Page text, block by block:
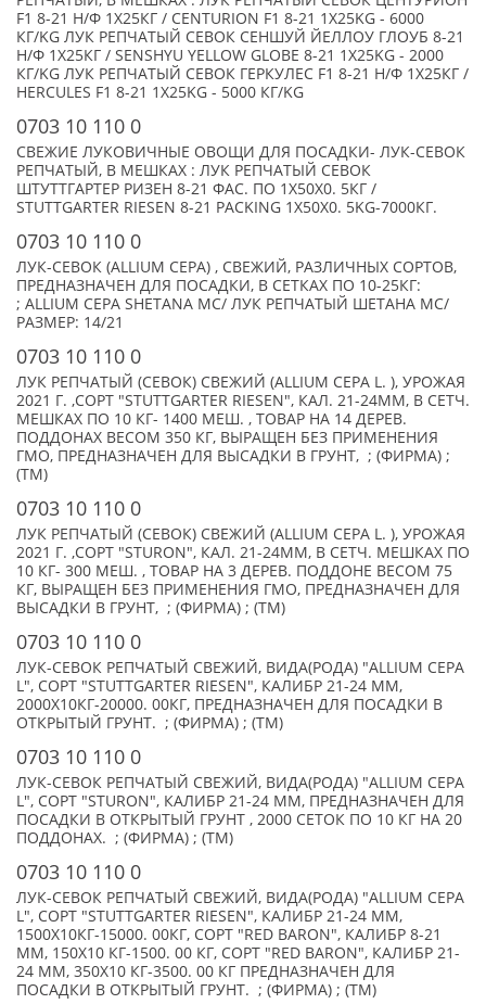
F1 8-21 Н/Ф 1Х25КГ / CENTURION F1 8-21 1Х25KG - 6000
КГ/KG ЛУК РЕПЧАТЫЙ СЕВОК СЕНШУЙ ЙЕЛЛОУ ГЛОУБ 8-21
Н/Ф 1Х25КГ / SENSHYU YELLOW GLOBE 8-21 1Х25KG - 2000
КГ/KG ЛУК РЕПЧАТЫЙ СЕВОК ГЕРКУЛЕС F1 8-21 Н/Ф 1Х25КГ /
HERCULES F1 8-21 1Х25KG - 5000 КГ/KG
0703 10 110 0
СВЕЖИЕ ЛУКОВИЧНЫЕ ОВОЩИ ДЛЯ ПОСАДКИ- ЛУК-СЕВОК
РЕПЧАТЫЙ, В МЕШКАХ : ЛУК РЕПЧАТЫЙ СЕВОК
ШТУТТГАРТЕР РИЗЕН 8-21 ФАС. ПО 1Х50Х0. 5КГ /
STUTTGARTER RIESEN 8-21 PACKING 1Х50Х0. 5KG-7000КГ.
0703 10 110 0
ЛУК-СЕВОК (ALLIUM CEPA) , СВЕЖИЙ, РАЗЛИЧНЫХ СОРТОВ,
ПРЕДНАЗНАЧЕН ДЛЯ ПОСАДКИ, В СЕТКАХ ПО 10-25КГ:
; ALLIUM CEPA SHETANA MC/ ЛУК РЕПЧАТЫЙ ШЕТАНА МС/
РАЗМЕР: 14/21
0703 10 110 0
ЛУК РЕПЧАТЫЙ (СЕВОК) СВЕЖИЙ (ALLIUM CEPA L. ), УРОЖАЯ
2021 Г. ,СОРТ "STUTTGARTER RIESEN", КАЛ. 21-24ММ, В СЕТЧ.
МЕШКАХ ПО 10 КГ- 1400 МЕШ. , ТОВАР НА 14 ДЕРЕВ.
ПОДДОНАХ ВЕСОМ 350 КГ, ВЫРАЩЕН БЕЗ ПРИМЕНЕНИЯ
ГМО, ПРЕДНАЗНАЧЕН ДЛЯ ВЫСАДКИ В ГРУНТ, ; (ФИРМА) ;
(TM)
0703 10 110 0
ЛУК РЕПЧАТЫЙ (СЕВОК) СВЕЖИЙ (ALLIUM CEPA L. ), УРОЖАЯ
2021 Г. ,СОРТ "STURON", КАЛ. 21-24ММ, В СЕТЧ. МЕШКАХ ПО
10 КГ- 300 МЕШ. , ТОВАР НА 3 ДЕРЕВ. ПОДДОНЕ ВЕСОМ 75
КГ, ВЫРАЩЕН БЕЗ ПРИМЕНЕНИЯ ГМО, ПРЕДНАЗНАЧЕН ДЛЯ
ВЫСАДКИ В ГРУНТ, ; (ФИРМА) ; (TM)
0703 10 110 0
ЛУК-СЕВОК РЕПЧАТЫЙ СВЕЖИЙ, ВИДА(РОДА) "ALLIUM CEPA
L", СОРТ "STUTTGARTER RIESEN", КАЛИБР 21-24 ММ,
2000Х10КГ-20000. 00КГ, ПРЕДНАЗНАЧЕН ДЛЯ ПОСАДКИ В
ОТКРЫТЫЙ ГРУНТ. ; (ФИРМА) ; (TM)
0703 10 110 0
ЛУК-СЕВОК РЕПЧАТЫЙ СВЕЖИЙ, ВИДА(РОДА) "ALLIUM CEPA
L", СОРТ "STURON", КАЛИБР 21-24 ММ, ПРЕДНАЗНАЧЕН ДЛЯ
ПОСАДКИ В ОТКРЫТЫЙ ГРУНТ , 2000 СЕТОК ПО 10 КГ НА 20
ПОДДОНАХ. ; (ФИРМА) ; (TM)
0703 10 110 0
ЛУК-СЕВОК РЕПЧАТЫЙ СВЕЖИЙ, ВИДА(РОДА) "ALLIUM CEPA
L", СОРТ "STUTTGARTER RIESEN", КАЛИБР 21-24 ММ,
1500Х10КГ-15000. 00КГ, СОРТ "RED BARON", КАЛИБР 8-21
ММ, 150Х10 КГ-1500. 00 КГ, СОРТ "RED BARON", КАЛИБР 21-
24 ММ, 350Х10 КГ-3500. 00 КГ ПРЕДНАЗНАЧЕН ДЛЯ
ПОСАДКИ В ОТКРЫТЫЙ ГРУНТ. ; (ФИРМА) ; (TM)